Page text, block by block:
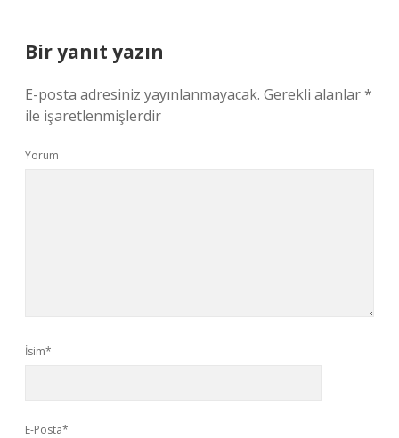
Bir yanıt yazın
E-posta adresiniz yayınlanmayacak. Gerekli alanlar*
ile işaretlenmişlerdir
Yorum
İsim*
E-Posta*